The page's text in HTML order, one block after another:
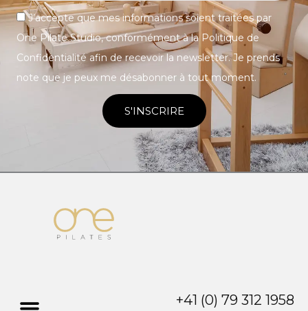
J’accepte que mes informations soient traitées par
One Pilate Studio, conformément à la Politique de
Confidentialité afin de recevoir la newsletter. Je prends
note que je peux me désabonner à tout moment.
S'INSCRIRE
+41 (0) 79 312 1958